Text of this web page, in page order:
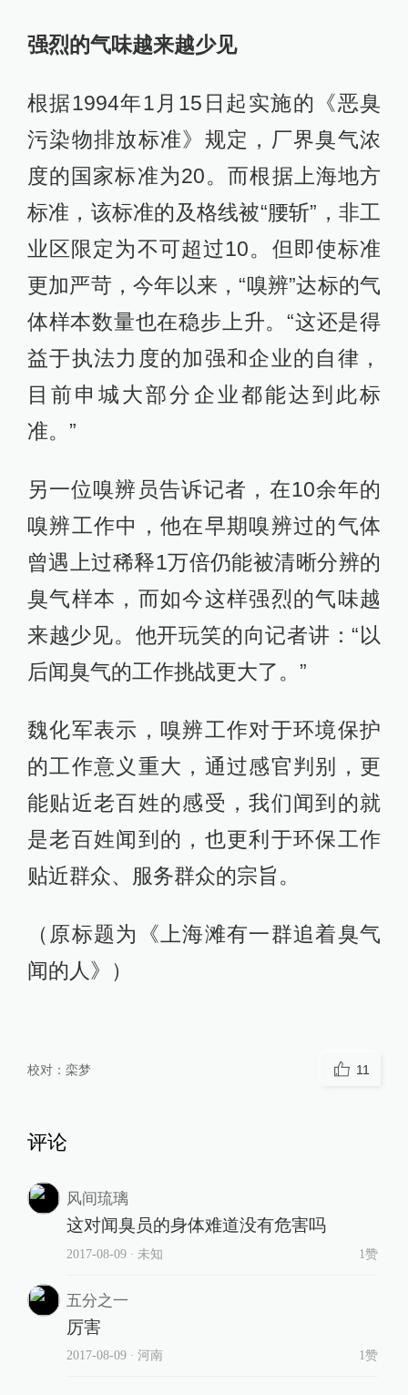
强烈的气味越来越少见
根据1994年1月15日起实施的《恶臭
污染物排放标准》规定，厂界臭气浓
度的国家标准为20。而根据上海地方
标准，该标准的及格线被“腰斩”，非工
业区限定为不可超过10。但即使标准
更加严苛，今年以来，“嗅辨”达标的气
体样本数量也在稳步上升。“这还是得
益于执法力度的加强和企业的自律，
目前申城大部分企业都能达到此标
准。”
另一位嗅辨员告诉记者，在10余年的
嗅辨工作中，他在早期嗅辨过的气体
曾遇上过稀释1万倍仍能被清晰分辨的
臭气样本，而如今这样强烈的气味越
来越少见。他开玩笑的向记者讲：“以
后闻臭气的工作挑战更大了。”
魏化军表示，嗅辨工作对于环境保护
的工作意义重大，通过感官判别，更
能贴近老百姓的感受，我们闻到的就
是老百姓闻到的，也更利于环保工作
贴近群众、服务群众的宗旨。
（原标题为《上海滩有一群追着臭气
闻的人》）
校对： 栾梦 11
评论
风间琉璃
这对闻臭员的身体难道没有危害吗
2017-08-09∙ 未知 1赞
五分之一
厉害
2017-08-09∙ 河南 1赞